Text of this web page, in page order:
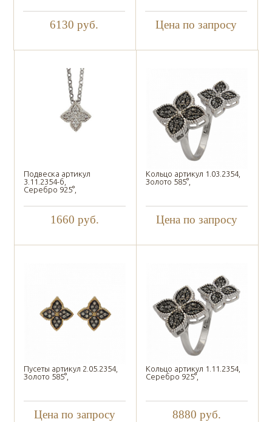
6130 руб. Цена по запросу
Подвеска артикул
3.11.2354-б,
Серебро 925°,
1660 руб.
Кольцо артикул 1.03.2354,
Золото 585°,
Цена по запросу
Пусеты артикул 2.05.2354,
Золото 585°,
Цена по запросу
Кольцо артикул 1.11.2354,
Серебро 925°,
8880 руб.